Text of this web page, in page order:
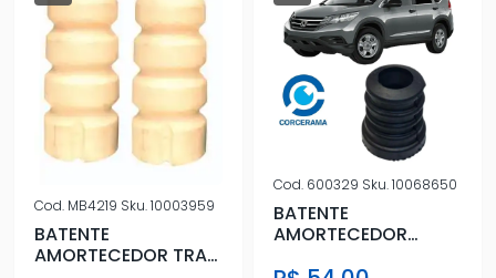
Cod. MB4219 Sku.10003959
BATENTE
AMORTECEDOR TRAS
Cod. 600329 Sku.10068650
BATENTE
AMORTECEDOR